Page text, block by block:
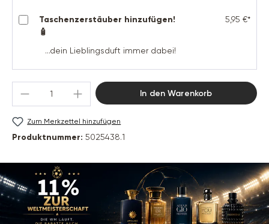
Taschenzerstäuber hinzufügen!
🧴
...dein Lieblingsduft immer dabei!
5,95 €*
Produkt Anzahl: Gib den gewünschten
In den Warenkorb
Zum Merkzettel hinzufügen
Produktnummer: 5025438.1